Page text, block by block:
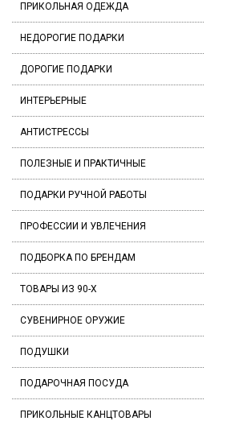
ПРИКОЛЬНАЯ ОДЕЖДА
НЕДОРОГИЕ ПОДАРКИ
ДОРОГИЕ ПОДАРКИ
ИНТЕРЬЕРНЫЕ
АНТИСТРЕССЫ
ПОЛЕЗНЫЕ И ПРАКТИЧНЫЕ
ПОДАРКИ РУЧНОЙ РАБОТЫ
ПРОФЕССИИ И УВЛЕЧЕНИЯ
ПОДБОРКА ПО БРЕНДАМ
ТОВАРЫ ИЗ 90-Х
СУВЕНИРНОЕ ОРУЖИЕ
ПОДУШКИ
ПОДАРОЧНАЯ ПОСУДА
ПРИКОЛЬНЫЕ КАНЦТОВАРЫ